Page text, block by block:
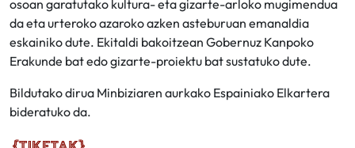
osoan garatutako kultura- eta gizarte-arloko mugimendua
da eta urteroko azaroko azken asteburuan emanaldia
eskainiko dute. Ekitaldi bakoitzean Gobernuz Kanpoko
Erakunde bat edo gizarte-proiektu bat sustatuko dute.
Bildutako dirua Minbiziaren aurkako Espainiako Elkartera
bideratuko da.